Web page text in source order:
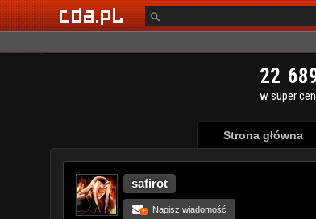
Strona główna
safirot
+ Napisz wiadomość